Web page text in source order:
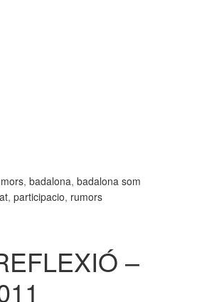
, badalona, badalona som
, participacio, rumors
–